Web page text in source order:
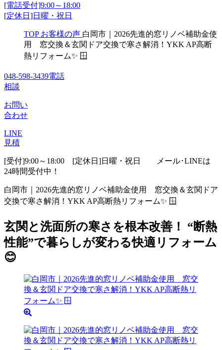
[電話受付]9:00～18:00
[定休日]日曜・祝日
TOP お客様の声 白岡市｜2026先進的窓リノベ補助金使
用 窓交換＆玄関ドア交換で寒さ解消！YKK AP高断
熱リフォーム✨ 🪟
048-598-3439電話
相談
お問い
合わせ
LINE
見積
[受付]9:00～18:00 [定休日]日曜・祝日
メール･LINEは
24時間受付中！
白岡市｜2026先進的窓リノベ補助金使用 窓交換＆玄関ドア
交換で寒さ解消！YKK AP高断熱リフォーム✨ 🪟
玄関と洗面所の寒さを根本改善！ “断熱
性能”で暮らしが変わる快適リフォーム
😊